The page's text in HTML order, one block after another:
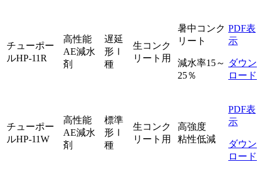
チューポー
ルHP-11R
高性能
AE減水
剤
遅延
形Ⅰ
種
生コンク
リート用
暑中コンク
リート
減水率15～
25％
PDF表
示
ダウン
ロード
チューポー
ルHP-11W
高性能
AE減水
剤
標準
形Ⅰ
種
生コンク
リート用
高強度
粘性低減
PDF表
示
ダウン
ロード